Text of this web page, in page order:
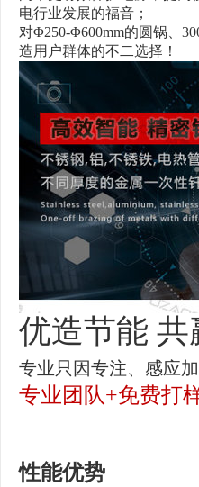
电行业发展的福音；
对Φ250-Φ600mm的圆锅、
造用户群体的不二选择！
优造节能 共
专业只因专注、感应
专业团队+免费打
性能优势